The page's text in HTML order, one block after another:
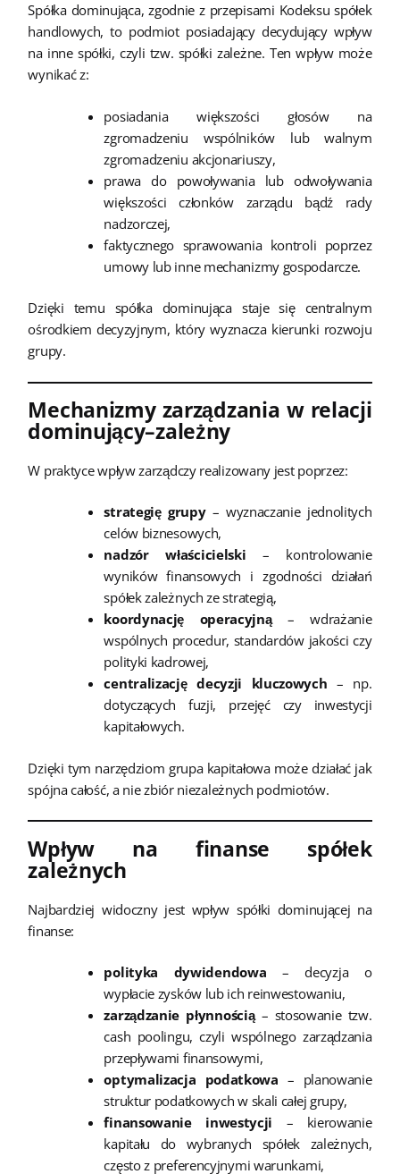
Spółka dominująca, zgodnie z przepisami Kodeksu spółek
handlowych, to podmiot posiadający decydujący wpływ
na inne spółki, czyli tzw. spółki zależne. Ten wpływ może
wynikać z:
posiadania większości głosów na
zgromadzeniu wspólników lub walnym
zgromadzeniu akcjonariuszy,
prawa do powoływania lub odwoływania
większości członków zarządu bądź rady
nadzorczej,
faktycznego sprawowania kontroli poprzez
umowy lub inne mechanizmy gospodarcze.
Dzięki temu spółka dominująca staje się centralnym
ośrodkiem decyzyjnym, który wyznacza kierunki rozwoju
grupy.
Mechanizmy zarządzania w relacji
dominujący–zależny
W praktyce wpływ zarządczy realizowany jest poprzez:
strategię grupy– wyznaczanie jednolitych
celów biznesowych,
nadzór właścicielski – kontrolowanie
wyników finansowych i zgodności działań
spółek zależnych ze strategią,
koordynację operacyjną– wdrażanie
wspólnych procedur, standardów jakości czy
polityki kadrowej,
centralizację decyzji kluczowych – np.
dotyczących fuzji, przejęć czy inwestycji
kapitałowych.
Dzięki tym narzędziom grupa kapitałowa może działać jak
spójna całość, a nie zbiór niezależnych podmiotów.
Wpływ na finanse spółek
zależnych
Najbardziej widoczny jest wpływ spółki dominującej na
finanse:
polityka dywidendowa – decyzja o
wypłacie zysków lub ich reinwestowaniu,
zarządzanie płynnością– stosowanie tzw.
cash poolingu, czyli wspólnego zarządzania
przepływami finansowymi,
optymalizacja podatkowa – planowanie
struktur podatkowych w skali całej grupy,
finansowanie inwestycji – kierowanie
kapitału do wybranych spółek zależnych,
często z preferencyjnymi warunkami,